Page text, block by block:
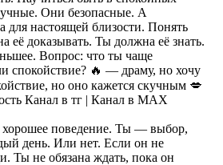
Они безопасные. А
для настоящей близости. Понять
её доказывать. Ты должна её знать.
Вопрос: что ты чаще
спокойствие? 🔥 — драму, но хочу
но оно кажется скучным 💋
Канал в тг | Канал в МАХ
хорошее поведение. Ты — выбор,
день. Или нет. Если он не
Ты не обязана ждать, пока он